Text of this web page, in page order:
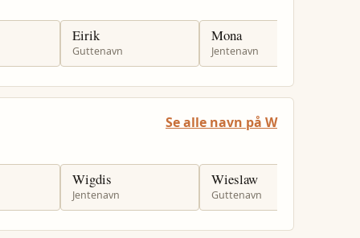
Eirik
Guttenavn
Mona
Jentenavn
Se alle navn på W
Wigdis
Jentenavn
Wieslaw
Guttenavn